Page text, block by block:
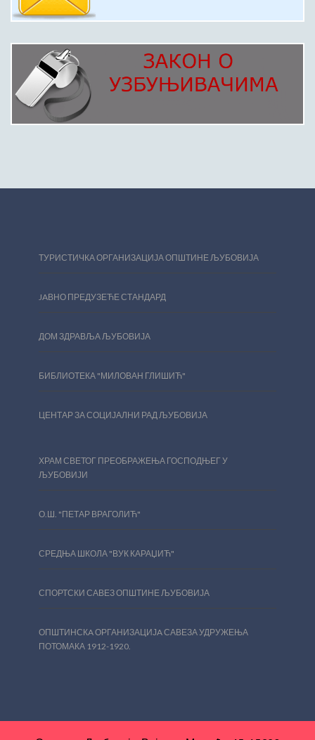
ТУРИСТИЧКА ОРГАНИЗАЦИЈА ОПШТИНЕ ЉУБОВИЈА
JAВНО ПРЕДУЗЕЋЕ СТАНДАРД
ДОМ ЗДРАВЉА ЉУБОВИЈА
БИБЛИОТЕКА "МИЛОВАН ГЛИШИЋ"
ЦЕНТАР ЗА СОЦИЈАЛНИ РАД ЉУБОВИЈА
ХРАМ СВЕТОГ ПРЕОБРАЖЕЊА ГОСПОДЊЕГ У
ЉУБОВИЈИ
О.Ш. "ПЕТАР ВРАГОЛИЋ"
СРЕДЊА ШКОЛА "ВУК КАРАЏИЋ"
СПОРТСКИ САВЕЗ ОПШТИНЕ ЉУБОВИЈА
ОПШТИНСКA ОРГАНИЗАЦИЈA САВЕЗА УДРУЖЕЊА
ПОТОМАКА 1912-1920.